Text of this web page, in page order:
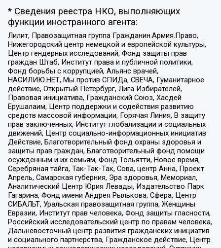
* Сведения реестра НКО, выполняющих
функции иностранного агента:
Лилит, Правозащитная группа Гражданин.Армия.Право,
Нижегородский центр немецкой и европейской культуры,
Центр гендерных исследований, Фонд защиты прав
граждан Штаб, Институт права и публичной политики,
Фонд борьбы с коррупцией, Альянс врачей,
НАСИЛИЮ.НЕТ, Мы против СПИДа, СВЕЧА, Гуманитарное
действие, Открытый Петербург, Лига Избирателей,
Правовая инициатива, Гражданский Союз, Хасдей
Ерушалаим, Центр поддержки и содействия развитию
средств массовой информации, Горячая Линия, В защиту
прав заключенных, Институт глобализации и социальных
движений, Центр социально-информационных инициатив
Действие, Благотворительный фонд охраны здоровья и
защиты прав граждан, Благотворительный фонд помощи
осужденным и их семьям, Фонд Тольятти, Новое время,
Серебряная тайга, Так-Так-Так, Сова, центр Анна, Проект
Апрель, Самарская губерния, Эра здоровья, Мемориал,
Аналитический Центр Юрия Левады, Издательство Парк
Гагарина, Фонд имени Андрея Рылькова, Сфера, Центр
СИБАЛЬТ, Уральская правозащитная группа, Женщины
Евразии, Институт прав человека, Фонд защиты гласности,
Российский исследовательский центр по правам человека,
Дальневосточный центр развития гражданских инициатив
и социального партнерства, Гражданское действие, Центр